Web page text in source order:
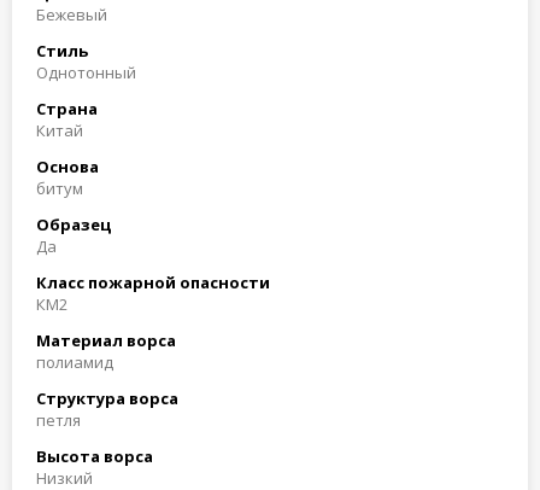
Бежевый
Стиль
Однотонный
Страна
Китай
Основа
битум
Образец
Да
Класс пожарной опасности
КМ2
Материал ворса
полиамид
Структура ворса
петля
Высота ворса
Низкий